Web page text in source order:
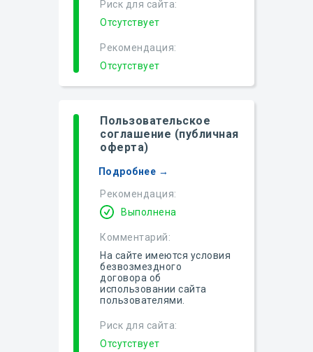
Риск для сайта:
Рекомендация:
Отсутствует
Отсутствует
Пользовательское
соглашение (публичная
оферта)
Рекомендация:
Комментарий:
Риск для сайта:
Выполнена
На сайте имеются условия
безвозмездного
договора об
использовании сайта
пользователями.
Отсутствует
Подробнее →